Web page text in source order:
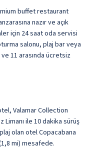
buffet restaurant
nazır ve açık
için 24 saat oda servisi
salonu, plaj bar veya
11 arasında ücretsiz
Valamar Collection
ile 10 dakika sürüş
olan otel Copacabana
mi) mesafede.